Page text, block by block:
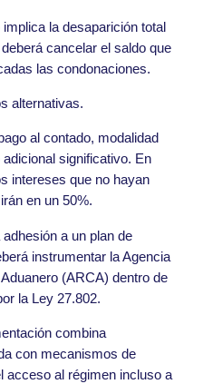
la desaparición total
cancelar el saldo que
las condonaciones.
alternativas.
al contado, modalidad
significativo. En
intereses que no hayan
en un 50%.
a un plan de
instrumentar la Agencia
(ARCA) dentro de
la Ley 27.802.
combina
con mecanismos de
acceso al régimen incluso a